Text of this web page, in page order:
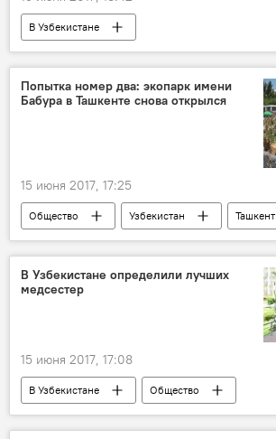
В Узбекистане
Госкомконкуренция Узбекистана
Политика
Попытка номер два: экопарк имени
Бабура в Ташкенте снова открылся
15 июня 2017, 17:25
Общество Узбекистан
Ташкент
Центральный экопарк Ташкента имени Бабура
В Узбекистане определили лучших
медсестер
15 июня 2017, 17:08
В Узбекистане
Общество
Минздрав Узбекистана